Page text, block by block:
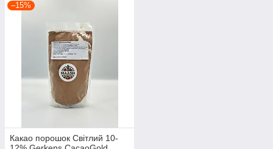
–15%
Какао порошок Світлий 10-